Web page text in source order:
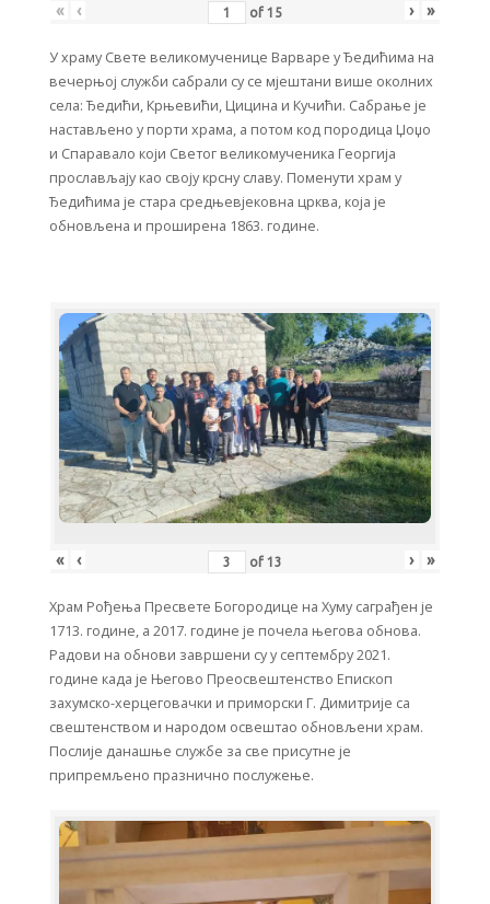
« ‹ of 15 › »
У храму Свете великомученице Варваре у Ђедићима на
вечерњој служби сабрали су се мјештани више околних
села: Ђедићи, Крњевићи, Цицина и Кучићи. Сабрање је
настављено у порти храма, а потом код породица Џоџо
и Спаравало који Светог великомученика Георгија
прослављају као своју крсну славу. Поменути храм у
Ђедићима је стара средњевјековна црква, која је
обновљена и проширена 1863. године.
« ‹ of 13 › »
Храм Рођења Пресвете Богородице на Хуму саграђен је
1713. године, а 2017. године је почела његова обнова.
Радови на обнови завршени су у септембру 2021.
године када је Његово Преосвештенство Епископ
захумско-херцеговачки и приморски Г. Димитрије са
свештенством и народом освештао обновљени храм.
Послије данашње службе за све присутне је
припремљено празнично послужење.